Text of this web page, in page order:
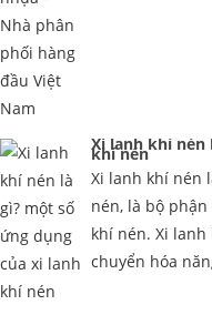
Xi lanh khí nén
khí nén
Xi lanh khí nén
nén, là bộ
khí nén. Xi
chuyển hóa